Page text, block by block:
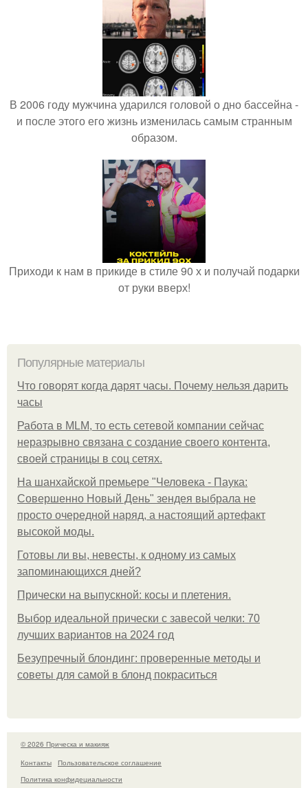
В 2006 году мужчина ударился головой о дно бассейна -
и после этого его жизнь изменилась самым странным
образом.
Приходи к нам в прикиде в стиле 90 х и получай подарки
от руки вверх!
Популярные материалы
Что говорят когда дарят часы. Почему нельзя дарить
часы
Работа в MLM, то есть сетевой компании сейчас
неразрывно связана с создание своего контента,
своей страницы в соц сетях.
На шанхайской премьере "Человека - Паука:
Совершенно Новый День" зендея выбрала не
просто очередной наряд, а настоящий артефакт
высокой моды.
Готовы ли вы, невесты, к одному из самых
запоминающихся дней?
Прически на выпускной: косы и плетения.
Выбор идеальной прически с завесой челки: 70
лучших вариантов на 2024 год
Безупречный блондинг: проверенные методы и
советы для самой в блонд покраситься
© 2026 Прическа и макияж
Контакты
Пользовательское соглашение
Политика конфидециальности